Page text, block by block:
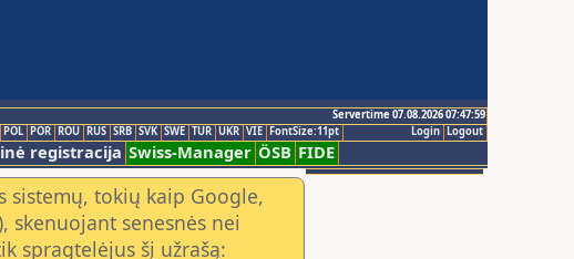
Servertime 07.08.2026 07:47:59
Logout
Login
POL POR ROU RUS SRB SVK SWE TUR UKR VIE FontSize:11pt
registracija Swiss-Manager ÖSB FIDE
sistemų, tokių kaip Google,
skenuojant senesnės nei
spragtelėjus šį užrašą: